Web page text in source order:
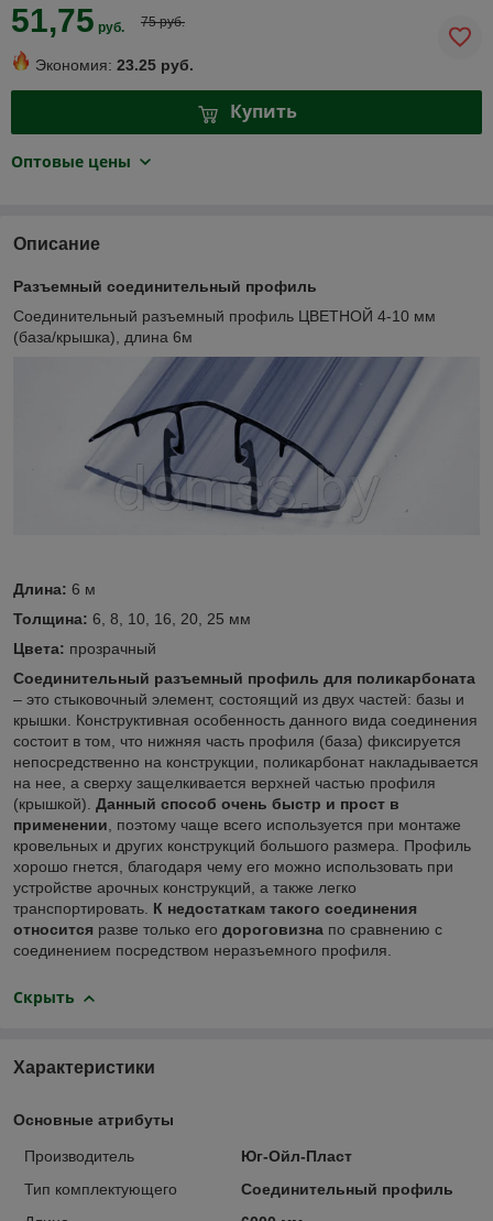
51,75 руб. 75 руб.
Экономия: 23.25 руб.
Купить
Оптовые цены
Описание
Разъемный соединительный профиль
Соединительный разъемный профиль ЦВЕТНОЙ 4-10 мм
(база/крышка), длина 6м
Длина: 6 м
Толщина: 6, 8, 10, 16, 20, 25 мм
Цвета: прозрачный
Соединительный разъемный профиль для поликарбоната
– это стыковочный элемент, состоящий из двух частей: базы и
крышки. Конструктивная особенность данного вида соединения
состоит в том, что нижняя часть профиля (база) фиксируется
непосредственно на конструкции, поликарбонат накладывается
на нее, а сверху защелкивается верхней частью профиля
(крышкой). Данный способ очень быстр и прост в
применении, поэтому чаще всего используется при монтаже
кровельных и других конструкций большого размера. Профиль
хорошо гнется, благодаря чему его можно использовать при
устройстве арочных конструкций, а также легко
транспортировать. К недостаткам такого соединения
относится разве только его дороговизна по сравнению с
соединением посредством неразъемного профиля.
Скрыть
Характеристики
Основные атрибуты
Производитель
Юг-Ойл-Пласт
Тип комплектующего
Соединительный профиль